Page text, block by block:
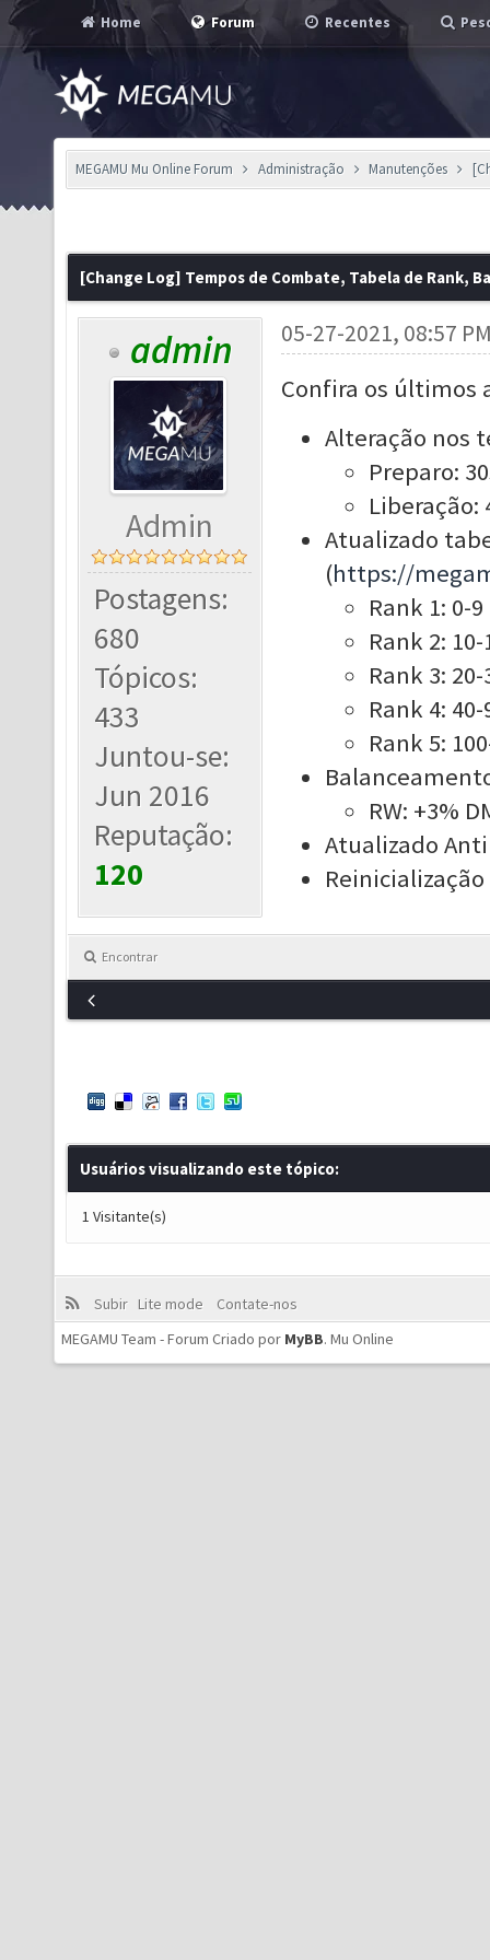
Home Forum Recentes
MEGAMU Mu Online Forum Administração Manutenções
[Change Log] Tempos de Combate, Tabela de Rank,
admin
Admin
Postagens:
680
Tópicos:
433
Juntou-se:
Jun 2016
Reputação:
120
05-27-2021, 08:57
Confira os últimos
Alteração nos
Preparo:
Liberação:
Atualizado
(https://
Rank 1: 0-
Rank 2:
Rank 3:
Rank 4:
Rank 5:
RW: +3%
Atualizado
Encontrar
Usuários visualizando este tópico:
1 Visitante(s)
Subir Lite mode
Contate-nos
MEGAMU Team - Forum Criado por MyBB. Mu Online